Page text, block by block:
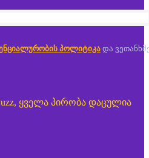
პოლიტიკა და
ყველა პირობა დაცულია